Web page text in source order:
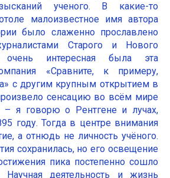
ученого. В какие-то
малоизвестное имя автора
было слаженно прославлено
Старого и Нового
очень интересная была эта
«Сравните, к примеру,
с другим крупным открытием в
сенсацию во всём мире
– я говорю о Рентгене и лучах,
году. Тогда в центре внимания
а отнюдь не личность учёного.
сохранилась, но его освещение
пика постепенно сошло
деятельность и жизнь